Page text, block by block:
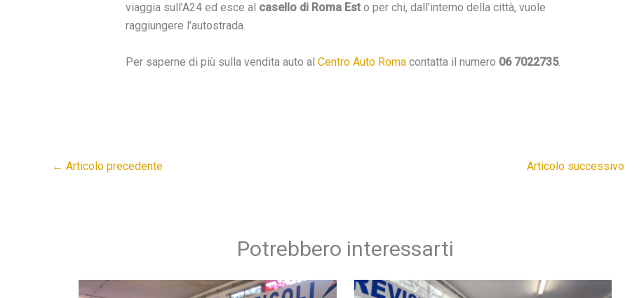
viaggia sull’A24 ed esce al casello di Roma Esto per chi, dall’interno della città, vuole
raggiungere l’autostrada.
Per saperne di più sulla vendita auto al Centro Auto Romacontatta il numero 06 7022735.
← Articolo precedente Articolo successivo
Potrebbero interessarti